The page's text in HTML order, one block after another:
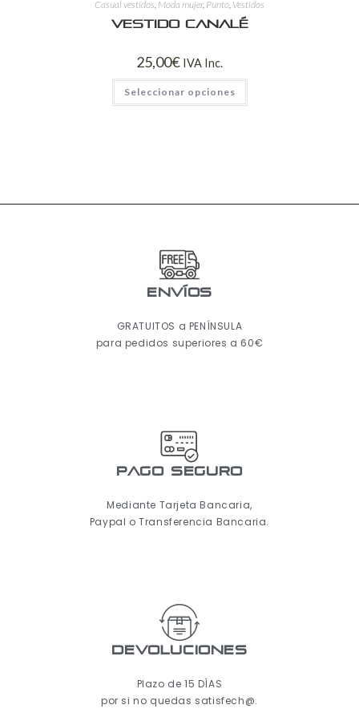
Casual vestidos Moda mujer, Punto Vestidos
Vestido canalé
25,00€ IVA Inc.
Seleccionar opciones
ENVÍOS
GRATUITOS a PENÍNSULA
para pedidos superiores a 60€
pago seguro
Mediante Tarjeta Bancaria,
Paypal o Transferencia Bancaria.
Devoluciones
Plazo de 15 DÍAS
por si no quedas satisfech@.